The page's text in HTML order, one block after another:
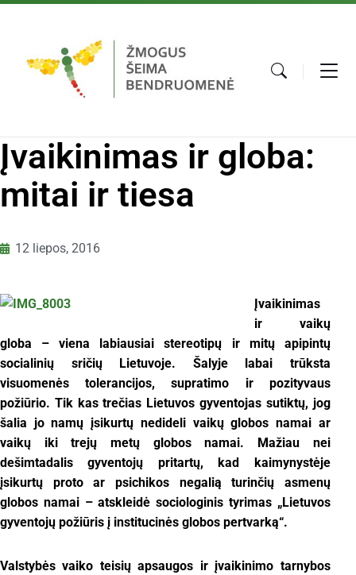
Įvaikinimas ir globa:
mitai ir tiesa
12 liepos, 2016
Įvaikinimas
ir vaikų
globa – viena labiausiai stereotipų ir mitų apipintų
socialinių sričių Lietuvoje. Šalyje labai trūksta
visuomenės tolerancijos, supratimo ir pozityvaus
požiūrio. Tik kas trečias Lietuvos gyventojas sutiktų, jog
šalia jo namų įsikurtų nedideli vaikų globos namai ar
vaikų iki trejų metų globos namai. Mažiau nei
dešimtadalis gyventojų pritartų, kad kaimynystėje
įsikurtų proto ar psichikos negalią turinčių asmenų
globos namai – atskleidė sociologinis tyrimas „Lietuvos
gyventojų požiūris į institucinės globos pertvarką“.
Valstybės vaiko teisių apsaugos ir įvaikinimo tarnybos